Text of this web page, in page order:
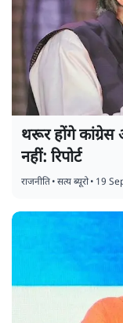
थरूर होंगे कांग्रेस
नहीं: रिपोर्ट
राजनीति•सत्य ब्यूरो• 19